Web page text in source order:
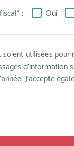
: Oui
utilisées
d’information
J’accepte